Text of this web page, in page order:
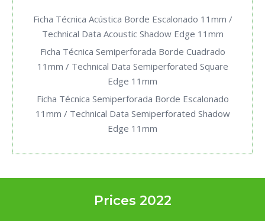
Ficha Técnica Acústica Borde Escalonado 11mm /
Technical Data Acoustic Shadow Edge 11mm
Ficha Técnica Semiperforada Borde Cuadrado
11mm / Technical Data Semiperforated Square
Edge 11mm
Ficha Técnica Semiperforada Borde Escalonado
11mm / Technical Data Semiperforated Shadow
Edge 11mm
Prices 2022